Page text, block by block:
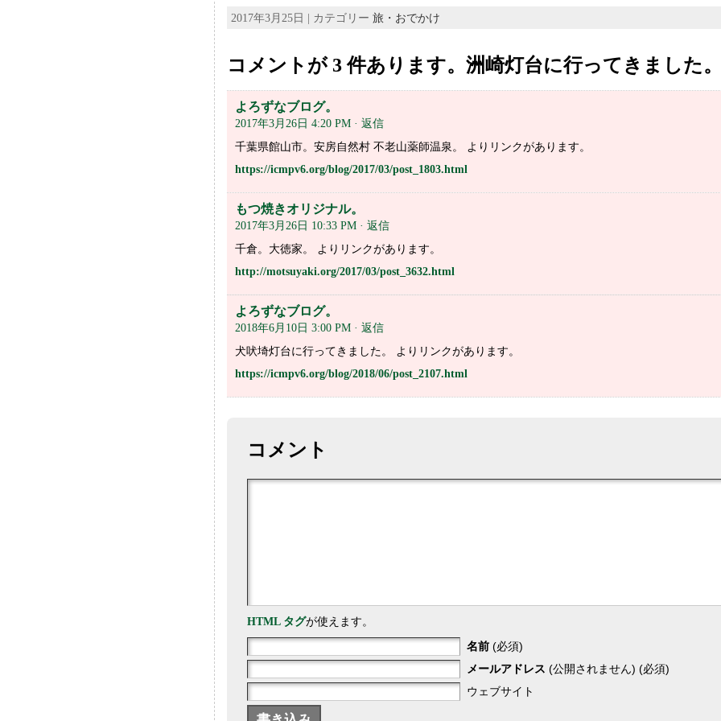
2017年3月25日 | カテゴリー旅・おでかけ
コメントが 3 件あります。洲崎灯台に行ってきました
よろずなブログ。
2017年3月26日 4:20 PM · 返信
千葉県館山市。安房自然村 不老山薬師温泉。 よりリンクがあります。
https://icmpv6.org/blog/2017/03/post_1803.html
もつ焼きオリジナル。
2017年3月26日 10:33 PM · 返信
千倉。大徳家。 よりリンクがあります。
http://motsuyaki.org/2017/03/post_3632.html
よろずなブログ。
2018年6月10日 3:00 PM · 返信
犬吠埼灯台に行ってきました。 よりリンクがあります。
https://icmpv6.org/blog/2018/06/post_2107.html
コメント
HTML タグが使えます。
名前(必須)
メールアドレス (公開されません) (必須)
ウェブサイト